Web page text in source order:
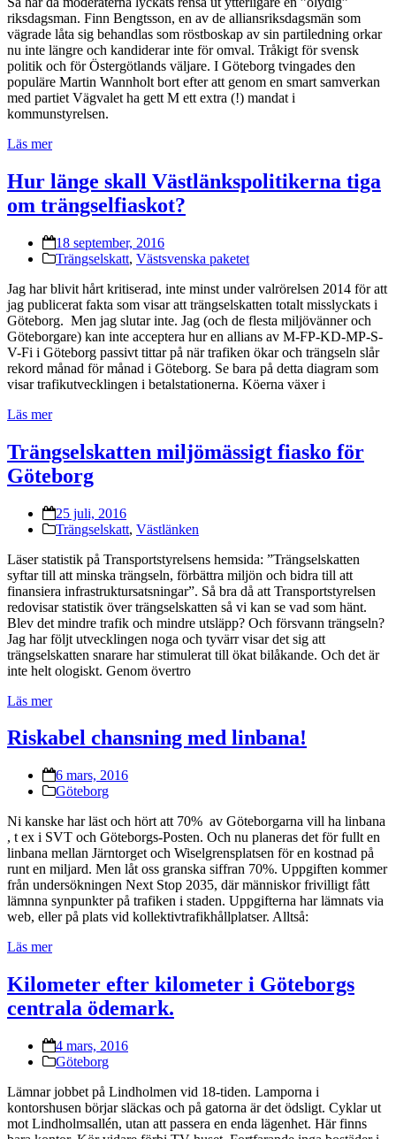
riksdagsman. Finn Bengtsson, en av de alliansriksdagsmän som
vägrade låta sig behandlas som röstboskap av sin partiledning orkar
nu inte längre och kandiderar inte för omval. Tråkigt för svensk
politik och för Östergötlands väljare. I Göteborg tvingades den
populäre Martin Wannholt bort efter att genom en smart samverkan
med partiet Vägvalet ha gett M ett extra (!) mandat i
kommunstyrelsen.
Läs mer
Hur länge skall Västlänkspolitikerna tiga
om trängselfiaskot?
18 september, 2016
Trängselskatt, Västsvenska paketet
Jag har blivit hårt kritiserad, inte minst under valrörelsen 2014 för att
jag publicerat fakta som visar att trängselskatten totalt misslyckats i
Göteborg. Men jag slutar inte. Jag (och de flesta miljövänner och
Göteborgare) kan inte acceptera hur en allians av M-FP-KD-MP-S-
V-Fi i Göteborg passivt tittar på när trafiken ökar och trängseln slår
rekord månad för månad i Göteborg. Se bara på detta diagram som
visar trafikutvecklingen i betalstationerna. Köerna växer i
Läs mer
Trängselskatten miljömässigt fiasko för
Göteborg
25 juli, 2016
Trängselskatt, Västlänken
Läser statistik på Transportstyrelsens hemsida: ”Trängselskatten
syftar till att minska trängseln, förbättra miljön och bidra till att
finansiera infrastruktursatsningar”. Så bra då att Transportstyrelsen
redovisar statistik över trängselskatten så vi kan se vad som hänt.
Blev det mindre trafik och mindre utsläpp? Och försvann trängseln?
Jag har följt utvecklingen noga och tyvärr visar det sig att
trängselskatten snarare har stimulerat till ökat bilåkande. Och det är
inte helt ologiskt. Genom övertro
Läs mer
Riskabel chansning med linbana!
6 mars, 2016
Göteborg
Ni kanske har läst och hört att 70% av Göteborgarna vill ha linbana
, t ex i SVT och Göteborgs-Posten. Och nu planeras det för fullt en
linbana mellan Järntorget och Wiselgrensplatsen för en kostnad på
runt en miljard. Men låt oss granska siffran 70%. Uppgiften kommer
från undersökningen Next Stop 2035, där människor frivilligt fått
lämnna synpunkter på trafiken i staden. Uppgifterna har lämnats via
web, eller på plats vid kollektivtrafikhållplatser. Alltså:
Läs mer
Kilometer efter kilometer i Göteborgs
centrala ödemark.
4 mars, 2016
Göteborg
Lämnar jobbet på Lindholmen vid 18-tiden. Lamporna i
kontorshusen börjar släckas och på gatorna är det ödsligt. Cyklar ut
mot Lindholmsallén, utan att passera en enda lägenhet. Här finns